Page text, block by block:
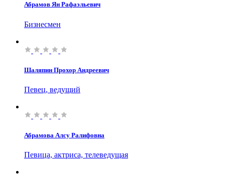
Абрамов Ян Рафаэльевич
Бизнесмен
Шаляпин Прохор Андреевич
Певец, ведущий
Абрамова Алсу Ралифовна
Певица, актриса, телеведущая